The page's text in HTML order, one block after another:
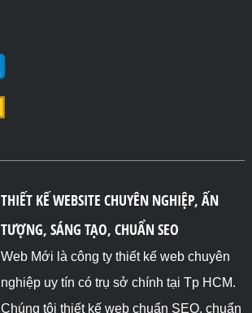
THIẾT KẾ WEBSITE CHUYÊN NGHIỆP, ẤN
TƯỢNG, SÁNG TẠO, CHUẨN SEO
Web Mới là công ty thiết kế web chuyên
nghiệp uy tín có trụ sở chính tại Tp HCM.
Chúng tôi thiết kế web chuẩn SEO, chuẩn